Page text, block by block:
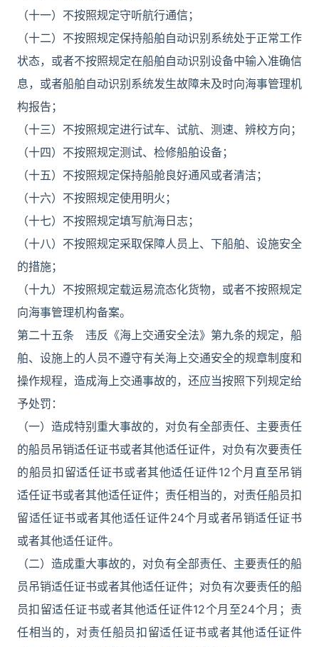
（十一）不按照规定守听航行通信；
（十二）不按照规定保持船舶自动识别系统处于正常工作
状态，或者不按照规定在船舶自动识别设备中输入准确信
息，或者船舶自动识别系统发生故障未及时向海事管理机
构报告；
（十三）不按照规定进行试车、试航、测速、辨校方向；
（十四）不按照规定测试、检修船舶设备；
（十五）不按照规定保持船舱良好通风或者清洁；
（十六）不按照规定使用明火；
（十七）不按照规定填写航海日志；
（十八）不按照规定采取保障人员上、下船舶、设施安全
的措施；
（十九）不按照规定载运易流态化货物，或者不按照规定
向海事管理机构备案。
第二十五条 违反《海上交通安全法》第九条的规定，船
舶、设施上的人员不遵守有关海上交通安全的规章制度和
操作规程，造成海上交通事故的，还应当按照下列规定给
予处罚：
（一）造成特别重大事故的，对负有全部责任、主要责任
的船员吊销适任证书或者其他适任证件，对负有次要责任
的船员扣留适任证书或者其他适任证件12个月直至吊销
适任证书或者其他适任证件；责任相当的，对责任船员扣
留适任证书或者其他适任证件24个月或者吊销适任证书
或者其他适任证件。
（二）造成重大事故的，对负有全部责任、主要责任的船
员吊销适任证书或者其他适任证件；对负有次要责任的船
员扣留适任证书或者其他适任证件12个月至24个月；责
任相当的，对责任船员扣留适任证书或者其他适任证件